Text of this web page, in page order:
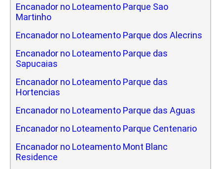
Encanador no Loteamento Parque Sao
Martinho
Encanador no Loteamento Parque dos Alecrins
Encanador no Loteamento Parque das
Sapucaias
Encanador no Loteamento Parque das
Hortencias
Encanador no Loteamento Parque das Aguas
Encanador no Loteamento Parque Centenario
Encanador no Loteamento Mont Blanc
Residence